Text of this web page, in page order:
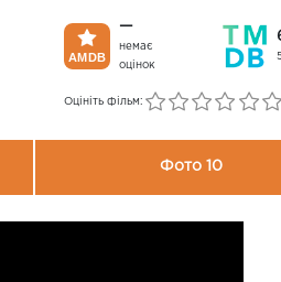
—
немає
оцінок
Оцініть фільм:
Фото 10